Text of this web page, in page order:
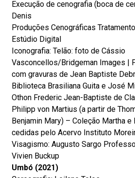
Execução de cenografia (boca de
Denis
Produções Cenográficas
Estúdio Digital
Iconografia: Telão: foto de Cássio
Vasconcellos/Bridgeman Images |
com gravuras de Jean Baptiste
Biblioteca Brasiliana Guita e José
Othon Frederic Jean-Baptiste de
Philipp von Martius (a partir de
Benjamin Mary) – Coleção Martha
cedidas pelo Acervo Instituto
Visagismo: Augusto Sargo
Vivien Buckup
Umbó (2021)